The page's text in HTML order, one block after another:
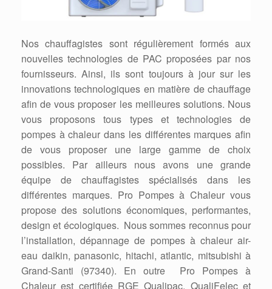
Nos chauffagistes sont régulièrement formés aux
nouvelles technologies de PAC proposées par nos
fournisseurs. Ainsi, ils sont toujours à jour sur les
innovations technologiques en matière de chauffage
afin de vous proposer les meilleures solutions. Nous
vous proposons tous types et technologies de
pompes à chaleur dans les différentes marques afin
de vous proposer une large gamme de choix
possibles. Par ailleurs nous avons une grande
équipe de chauffagistes spécialisés dans les
différentes marques. Pro Pompes à Chaleur vous
propose des solutions économiques, performantes,
design et écologiques. Nous sommes reconnus pour
l’installation, dépannage de pompes à chaleur air-
eau daikin, panasonic, hitachi, atlantic, mitsubishi à
Grand-Santi (97340). En outre Pro Pompes à
Chaleur est certifiée RGE Qualipac, QualiFelec et